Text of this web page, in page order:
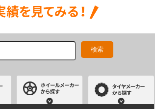
自動車メーカーから探す ホイールメーカーから探す